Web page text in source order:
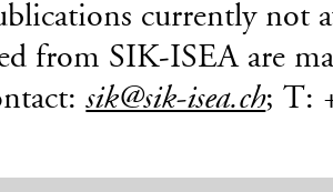
currently not
from SIK-ISEA are
sik@sik-isea.ch; T: